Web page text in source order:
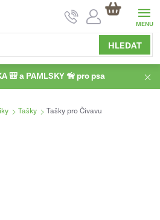
HLEDAT
NÁKUPNÍ
KOŠÍK
🎒 a PAMLSKY 🦮 pro psa
Tašky Tašky pro Čivavu